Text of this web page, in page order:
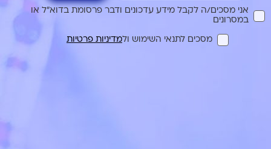
אני מסכים/ה לקבל מידע עדכונים ודבר פרסומת בדוא"ל או
במסרונים
מסכים לתנאי השימוש ולמדיניות פרטיות